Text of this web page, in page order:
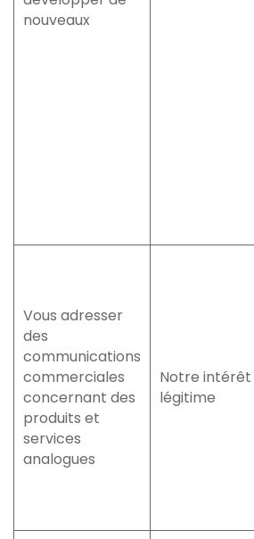
nouveaux
Vous adresser
des
communications
commerciales
concernant des
produits et
services
analogues
Notre intérêt
légitime